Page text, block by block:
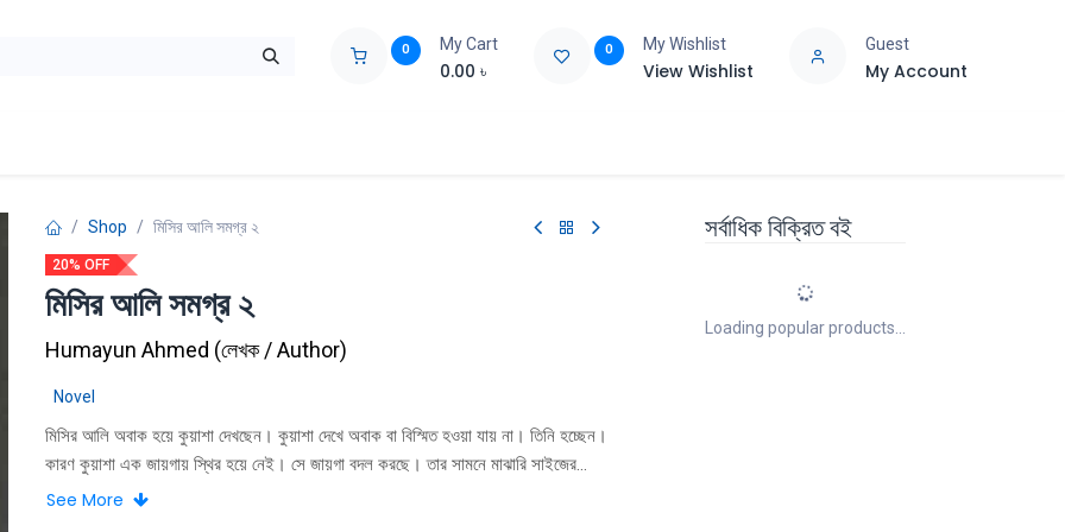
0 My Cart
0.00 ৳
0 My Wishlist
View Wishlist
Guest
My Account
Shop মিসির আলি সমগ্র ২
20% OFF
মিসির আলি সমগ্র ২
Humayun Ahmed (লেখক / Author)
Novel
মিসির আলি অবাক হয়ে কুয়াশা দেখছেন। কুয়াশা দেখে অবাক বা বিস্মিত হওয়া যায় না। তিনি হচ্ছেন।
কারণ কুয়াশা এক জায়গায় স্থির হয়ে নেই। সে জায়গা বদল করছে। তার সামনে মাঝারি সাইজের
আমগাছ। কুয়াশায় গাছ ঢাকা। ডালপালা পাতা কিছু দেখা যাচ্ছে না। হঠাৎ কুয়াশা সরে গেল। আমগাছ
See More
সর্বাধিক বিক্রিত বই
Loading popular products...